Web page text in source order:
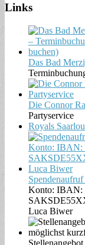
Links
Das Bad
Die Connor
Partyservice
Royals
Konto: IBAN:
Luca Biwer